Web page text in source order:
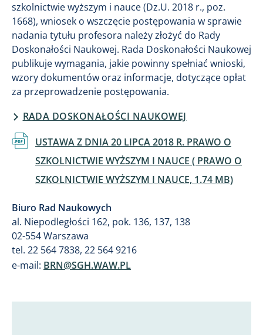
szkolnictwie wyższym i nauce (Dz.U. 2018 r., poz.
1668), wniosek o wszczęcie postępowania w sprawie
nadania tytułu profesora należy złożyć do Rady
Doskonałości Naukowej. Rada Doskonałości Naukowej
publikuje wymagania, jakie powinny spełniać wnioski,
wzory dokumentów oraz informacje, dotyczące opłat
za przeprowadzenie postępowania.
RADA DOSKONAŁOŚCI NAUKOWEJ
DokumentUSTAWA Z DNIA 20 LIPCA 2018 R. PRAWO O
SZKOLNICTWIE WYŻSZYM I NAUCE ( PRAWO O
SZKOLNICTWIE WYŻSZYM I NAUCE, 1.74 MB)
Biuro Rad Naukowych
al. Niepodległości 162, pok. 136, 137, 138
02-554 Warszawa
tel. 22 564 7838, 22 564 9216
e-mail: BRN@SGH.WAW.PL